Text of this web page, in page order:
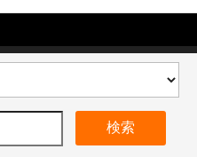
検索